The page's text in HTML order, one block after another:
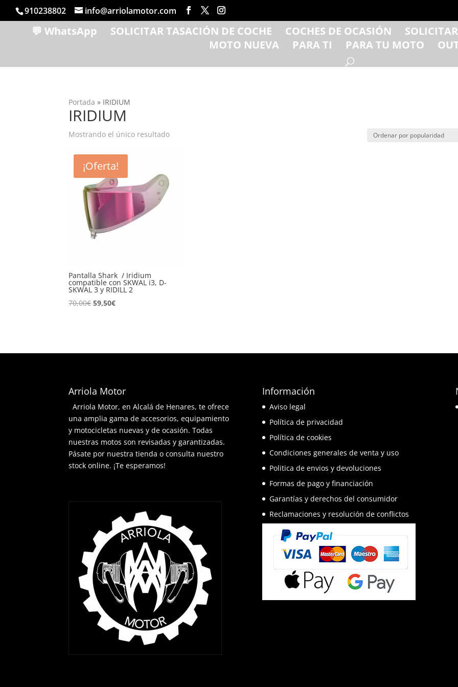
910238802 info@arriolamotor.com
💬 WhatsApp SOLICITAR TASACIÓN DE COCHE COCHES DE OCASIÓN
MOTO NUEVA
PARA TI PARA TU MOTO
Portada » IRIDIUM
IRIDIUM
Mostrando el único resultado
¡Oferta!
Pantalla Shark / Iridium
compatible con SKWAL i3, D-
SKWAL 3 y RIDILL 2
70,00€El
59,50€El
Arriola Motor
Arriola Motor, en Alcalá de Henares, te ofrece
una amplia gama de accesorios, equipamiento
y motocicletas nuevas y de ocasión. Todas
nuestras motos son revisadas y garantizadas.
Pásate por nuestra tienda o consulta nuestro
stock online. ¡Te esperamos!
Información
Aviso legal
Política de privacidad
Política de cookies
Condiciones generales de venta y uso
Politica de envios y devoluciones
Formas de pago y financiación
Garantías y derechos del consumidor
Reclamaciones y resolución de conflictos